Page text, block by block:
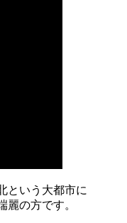
という大都市に
の方です。